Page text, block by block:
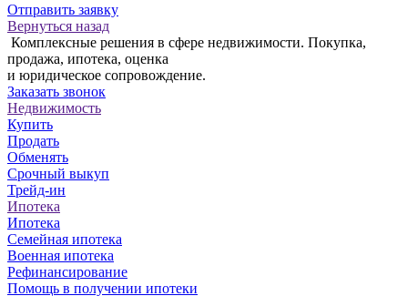
Отправить заявку
Вернуться назад
Комплексные решения в сфере недвижимости. Покупка,
продажа, ипотека, оценка
и юридическое сопровождение.
Заказать звонок
Недвижимость
Купить
Продать
Обменять
Срочный выкуп
Трейд-ин
Ипотека
Ипотека
Семейная ипотека
Военная ипотека
Рефинансирование
Помощь в получении ипотеки